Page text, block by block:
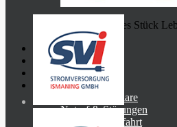
Ein wichtiges Stück
Wärme
Hallenbad Tiefgarage
Elektromobilität
Services
Online-Formulare
Notruf & Störungen
Kontakt & Anfahrt